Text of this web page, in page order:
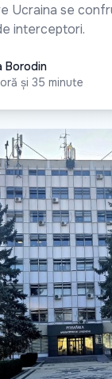
Ucraina se
interceptori.
Borodin
și 35 minute